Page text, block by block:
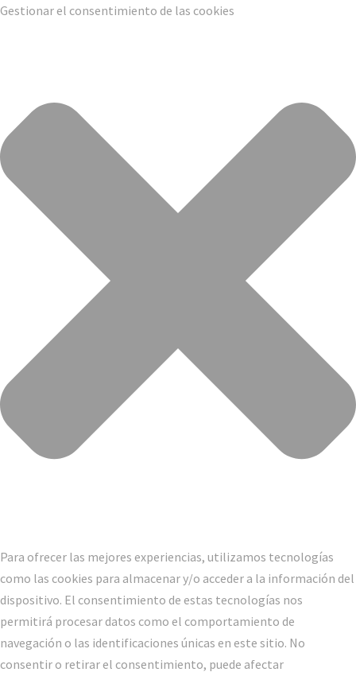
Gestionar el consentimiento de las cookies
Para ofrecer las mejores experiencias, utilizamos tecnologías
como las cookies para almacenar y/o acceder a la información del
dispositivo. El consentimiento de estas tecnologías nos
permitirá procesar datos como el comportamiento de
navegación o las identificaciones únicas en este sitio. No
consentir o retirar el consentimiento, puede afectar